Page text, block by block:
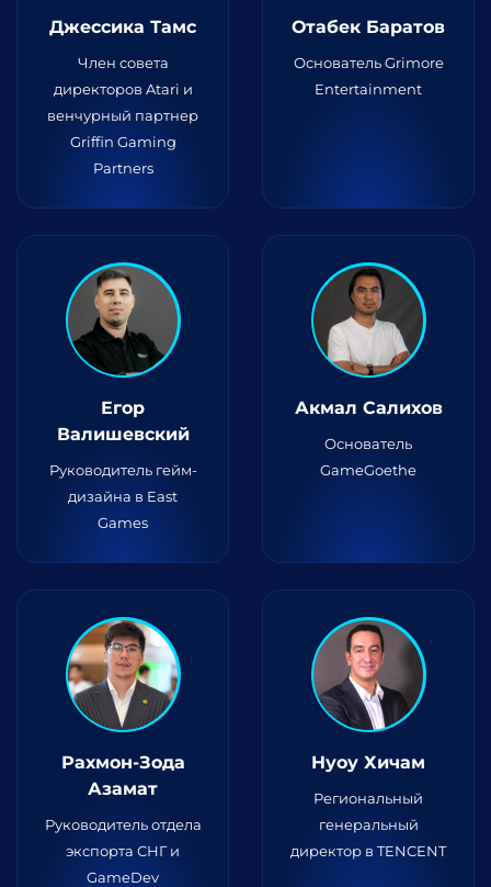
Джессика Тамс
Член совета
директоров Atari и
венчурный партнер
Griffin Gaming
Partners
Отабек Баратов
Основатель Grimore
Entertainment
Егор
Валишевский
Руководитель гейм-
дизайна в East
Games
Акмал Салихов
Основатель
GameGoethe
Рахмон-Зода
Азамат
Руководитель отдела
экспорта СНГ и
GameDev
Нуоу Хичам
Региональный
генеральный
директор в TENCENT